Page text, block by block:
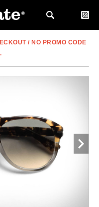
/ NO PROMO CODE